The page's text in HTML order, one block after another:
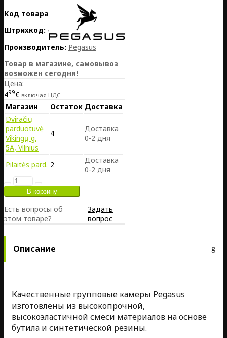
Код товара:
DE20-010-05703
Штрихкод: 4030701027033
Производитель: Pegasus
Товар в магазине, самовывоз
возможен сегодня!
Цена:
499€ включая НДС
Магазин Остаток Доставка
Dviračių
parduotuvė
Vikingų g.
5A, Vilnius
4
Доставка
0-2 дня
Pilaitės pard. 2
Доставка
0-2 дня
Есть вопросы об
этом товаре?
Задать
вопрос
Описание
Качественные групповые камеры Pegasus
изготовлены из высокопрочной,
высокоэластичной смеси материалов на основе
бутила и синтетической резины.